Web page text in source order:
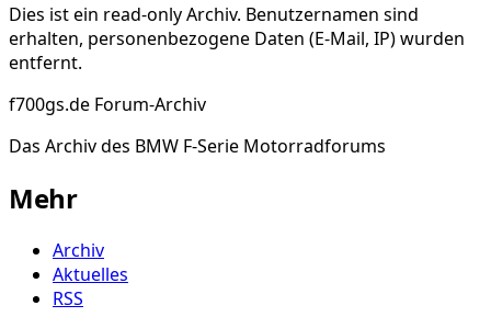
Dies ist ein read-only Archiv. Benutzernamen sind
erhalten, personenbezogene Daten (E-Mail, IP) wurden
entfernt.
f700gs.de Forum-Archiv
Das Archiv des BMW F-Serie Motorradforums
Mehr
Archiv
Aktuelles
RSS